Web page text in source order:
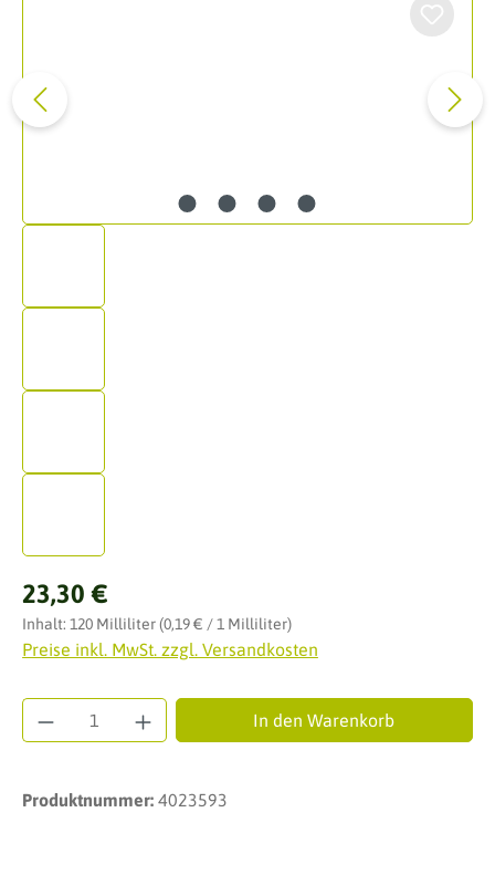
Regulärer Preis:
23,30 €
Inhalt: 120 Milliliter(0,19 € / 1 Milliliter)
Preise inkl. MwSt. zzgl. Versandkosten
Produkt Anzahl: Gib den gewünschten
In den Warenkorb
Produktnummer: 4023593